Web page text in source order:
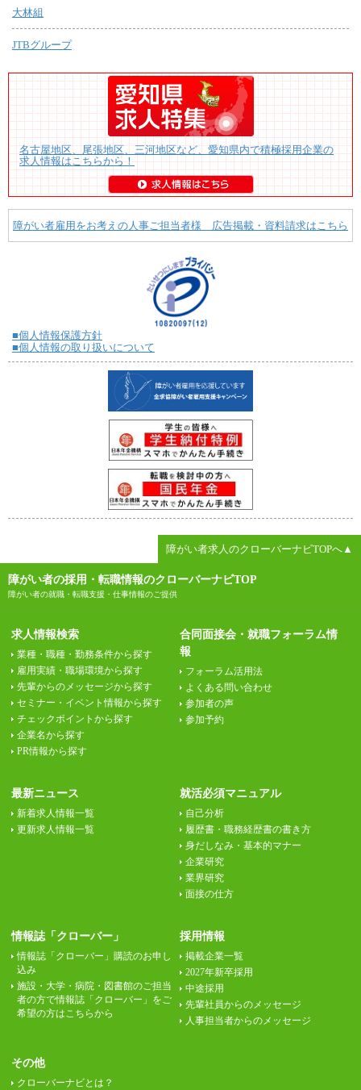
大林組
JTBグループ
名古屋地区、尾張地区、三河地区など、愛知県内で積極採用企業の
求人情報はこちらから！
障がい者雇用をお考えの人事ご担当者様 広告掲載・資料請求はこちら
■個人情報保護方針
■個人情報の取り扱いについて
障がい者求人のクローバーナビTOPへ▲
障がい者の採用・転職情報のクローバーナビTOP
障がい者の就職・転職支援・仕事情報のご提供
求人情報検索
業種・職種・勤務条件から探す
雇用実績・職場環境から探す
先輩からのメッセージから探す
セミナー・イベント情報から探す
チェックポイントから探す
企業名から探す
PR情報から探す
合同面接会・就職フォーラム情
報
フォーラム活用法
よくある問い合わせ
参加者の声
参加予約
最新ニュース
新着求人情報一覧
更新求人情報一覧
就活必須マニュアル
自己分析
履歴書・職務経歴書の書き方
身だしなみ・基本的マナー
企業研究
業界研究
面接の仕方
情報誌「クローバー」
情報誌「クローバー」購読のお申し
込み
施設・大学・病院・図書館のご担当
者の方で情報誌「クローバー」をご
希望の方はこちらから
採用情報
掲載企業一覧
2027年新卒採用
中途採用
先輩社員からのメッセージ
人事担当者からのメッセージ
その他
クローバーナビとは？